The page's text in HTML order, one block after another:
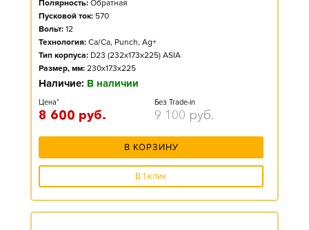
Полярность: Обратная
Пусковой ток: 570
Вольт: 12
Технология: Ca/Ca, Punch, Ag+
Тип корпуса: D23 (232x173x225) ASIA
Размер, мм: 230x173x225
Наличие: В наличии
Цена*
8 600 руб.
Без Trade-in
9 100 руб.
В КОРЗИНУ
В 1 клик